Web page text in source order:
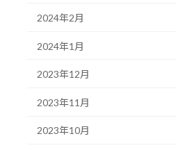
2024年2月
2024年1月
2023年12月
2023年11月
2023年10月